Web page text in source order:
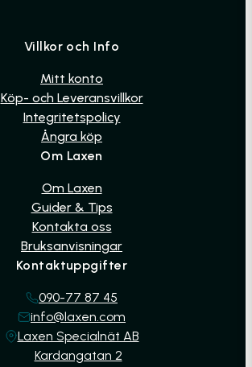
Villkor och Info
Mitt konto
Köp- och Leveransvillkor
Integritetspolicy
Ångra köp
Om Laxen
Om Laxen
Guider & Tips
Kontakta oss
Bruksanvisningar
Kontaktuppgifter
090-77 87 45
info@laxen.com
Laxen Specialnät AB
Kardangatan 2